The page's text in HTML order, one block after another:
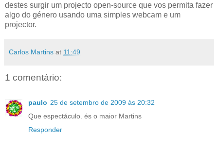
destes surgir um projecto open-source que vos permita fazer
algo do género usando uma simples webcam e um
projector.
Carlos Martins at 11:49
1 comentário:
paulo 25 de setembro de 2009 às 20:32
Que espectáculo. és o maior Martins
Responder